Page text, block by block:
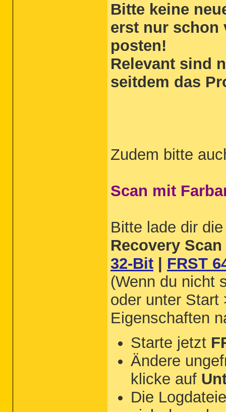
Bitte keine
erst nur schon
posten!
Relevant sind
seitdem das
Zudem bitte
Scan mit
Bitte lade dir
Recovery
32-Bit
FRST
(Wenn du nicht
oder unter Start
Eigenschaften
Starte jetzt
Ändere
klicke auf
Die